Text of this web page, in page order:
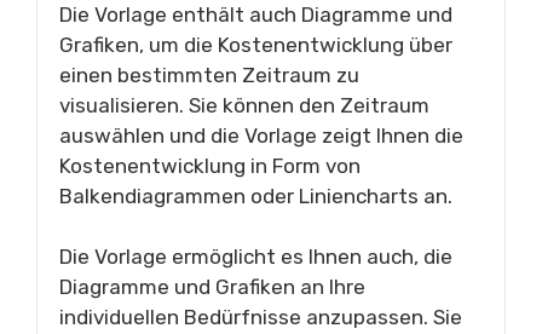
Die Vorlage enthält auch Diagramme und
Grafiken, um die Kostenentwicklung über
einen bestimmten Zeitraum zu
visualisieren. Sie können den Zeitraum
auswählen und die Vorlage zeigt Ihnen die
Kostenentwicklung in Form von
Balkendiagrammen oder Liniencharts an.
Die Vorlage ermöglicht es Ihnen auch, die
Diagramme und Grafiken an Ihre
individuellen Bedürfnisse anzupassen. Sie